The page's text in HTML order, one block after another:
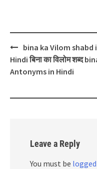
Post
navigation
bina ka Vilom shabd
Hindi बिना का विलोम शब्द
Antonyms in Hindi
Leave a Reply
You must be